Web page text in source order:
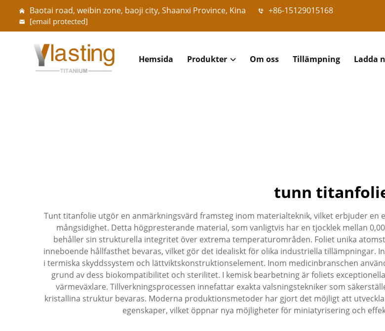
Baotai road, weibin zone, baoji city, Shaanxi Province, Kina +86-15129015168
[email protected]
Hemsida Produkter Om oss Tillämpning Ladda
tunn
Tunt titanfolie utgör en anmärkningsvärd framsteg inom materialteknik, vilket erbjuder en
mångsidighet. Detta högpresterande material, som vanligtvis har en tjocklek mellan
behåller sin strukturella integritet över extrema temperaturområden. Foliet unika
inneboende hållfasthet bevaras, vilket gör det idealiskt för olika industriella tillämpningar.
i termiska skyddssystem och lättviktskonstruktionselement. Inom medicinbranschen
grund av dess biokompatibilitet och sterilitet. I kemisk bearbetning är foliets
värmeväxlare. Tillverkningsprocessen innefattar exakta valsningstekniker som
kristallina struktur bevaras. Moderna produktionsmetoder har gjort det möjligt att
egenskaper, vilket öppnar nya möjligheter för miniatyrisering och